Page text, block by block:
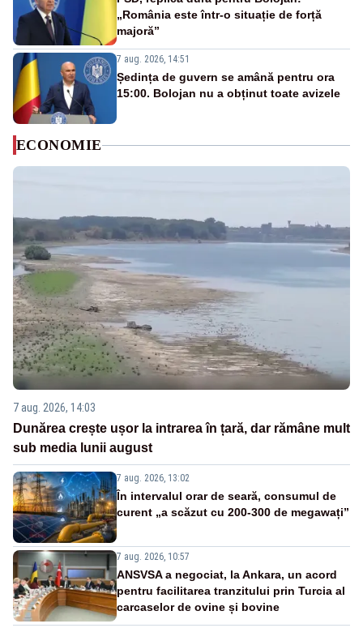
„România este într-o situație de forță
majoră”
7 aug. 2026, 14:51
Ședința de guvern se amână pentru ora
15:00. Bolojan nu a obținut toate avizele
ECONOMIE
7 aug. 2026, 14:03
Dunărea crește ușor la intrarea în țară, dar rămâne mult
sub media lunii august
7 aug. 2026, 13:02
În intervalul orar de seară, consumul de
curent „a scăzut cu 200-300 de megawați”
7 aug. 2026, 10:57
ANSVSA a negociat, la Ankara, un acord
pentru facilitarea tranzitului prin Turcia al
carcaselor de ovine și bovine